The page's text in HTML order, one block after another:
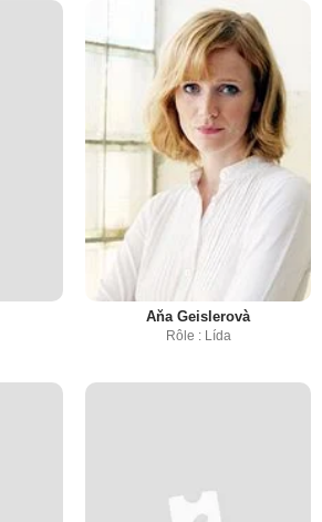
Aňa Geislerovà
Rôle : Lída